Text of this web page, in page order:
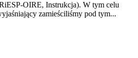
OIRE, Instrukcja). W tym celu
zamieściliśmy pod tym...